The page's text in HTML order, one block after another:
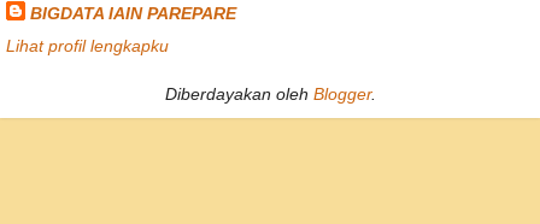
BIGDATA IAIN PAREPARE
Lihat profil lengkapku
Diberdayakan oleh Blogger.